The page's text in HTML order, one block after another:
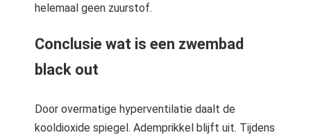
helemaal geen zuurstof.
Conclusie wat is een zwembad
black out
Door overmatige hyperventilatie daalt de
kooldioxide spiegel. Ademprikkel blijft uit. Tijdens